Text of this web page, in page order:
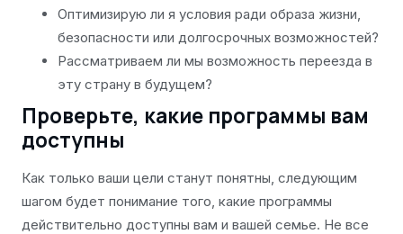
Оптимизирую ли я условия ради образа жизни,
безопасности или долгосрочных возможностей?
Рассматриваем ли мы возможность переезда в
эту страну в будущем?
Проверьте, какие программы вам
доступны
Как только ваши цели станут понятны, следующим
шагом будет понимание того, какие программы
действительно доступны вам и вашей семье. Не все